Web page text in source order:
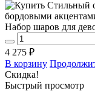
Набор шаров для
4 275 ₽
В корзину
Скидка!
Быстрый просмотр